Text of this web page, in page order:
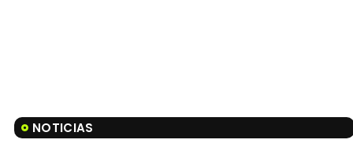
NOTICIAS